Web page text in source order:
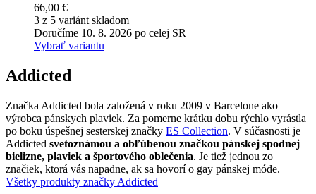
66,00 €
3 z 5 variánt skladom
Doručíme 10. 8. 2026 po celej SR
Vybrať variantu
Addicted
Značka Addicted bola založená v roku 2009 v Barcelone ako
výrobca pánskych plaviek. Za pomerne krátku dobu rýchlo vyrástla
po boku úspešnej sesterskej značky ES Collection. V súčasnosti je
Addicted svetoznámou a obľúbenou značkou pánskej spodnej
bielizne, plaviek a športového oblečenia. Je tiež jednou zo
značiek, ktorá vás napadne, ak sa hovorí o gay pánskej móde.
Všetky produkty značky Addicted